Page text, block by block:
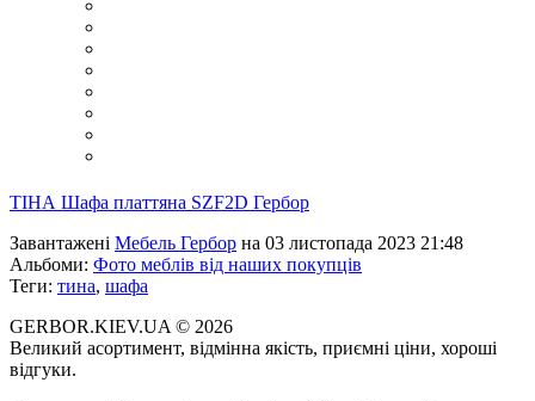
ТIНА Шафа платтяна SZF2D Гербор
Завантажені Мебель Гербор на 03 листопада 2023 21:48
Альбоми: Фото меблів від наших покупців
Теги: тина, шафа
GERBOR.KIEV.UA © 2026
Великий асортимент, відмінна якість, приємні ціни, хороші
відгуки.